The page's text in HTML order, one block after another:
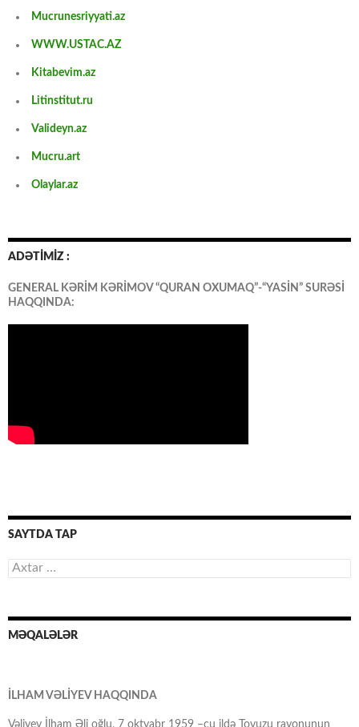
Mucrunesriyyati.az
WWW.USTAC.AZ
Kitabevim.az
Litinstitut.ru
Valideyn.az
Mucru.art
Olaylar.az
ADƏTİMİZ :
GENERAL KƏRİM KƏRİMOV “QURAN OXUMAQ”-“YASİN” SURƏSİ
HAQQINDA:
SAYTDA TAP
Axtarış:
MƏQALƏLƏR
İLHAM VƏLİYEV HAQQINDA
Vəliyev İlham Əli oğlu, 7 oktyabr 1959 –cu ildə Tovuzu rayonunun